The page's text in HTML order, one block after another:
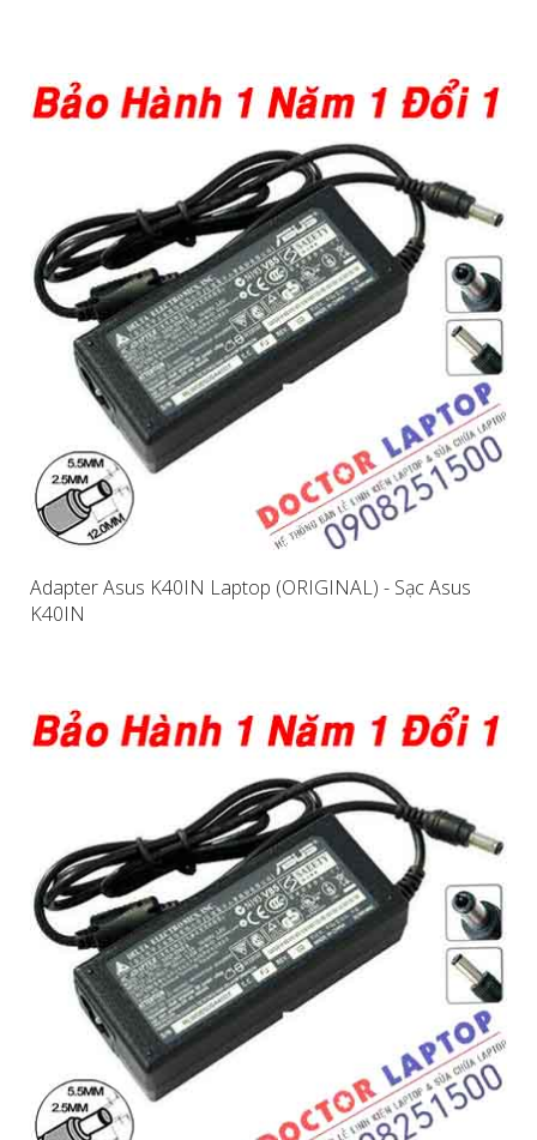
Adapter Asus K40IN Laptop (ORIGINAL) - Sạc Asus
K40IN